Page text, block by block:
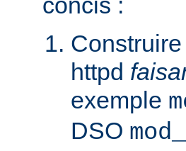
httpd
exemple
DSO